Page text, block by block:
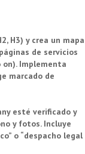
H3) y crea un mapa
de servicios
on). Implementa
marcado de
esté verificado y
y fotos. Incluye
o “despacho legal